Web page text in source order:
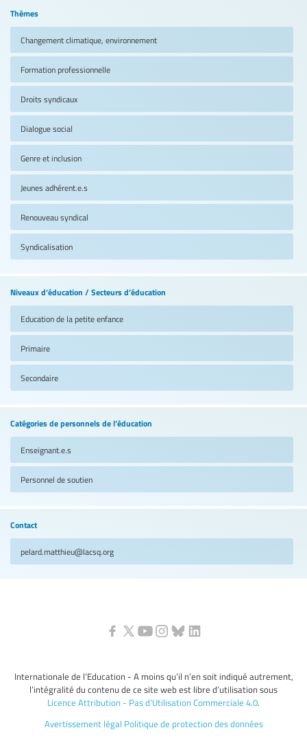
Thèmes
Changement climatique, environnement
Formation professionnelle
Droits syndicaux
Dialogue social
Genre et inclusion
Jeunes adhérent.e.s
Renouveau syndical
Syndicalisation
Niveaux d’éducation / Secteurs d’éducation
Education de la petite enfance
Primaire
Secondaire
Catégories de personnels de l’éducation
Enseignant.e.s
Personnel de soutien
Contact
pelard.matthieu@lacsq.org
Internationale de l’Education - A moins qu’il n’en soit indiqué autrement,
l’intégralité du contenu de ce site web est libre d’utilisation sous
Licence Attribution - Pas d’Utilisation Commerciale 4.0.
Avertissement légal Politique de protection des données